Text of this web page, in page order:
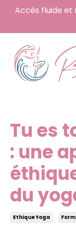
Accès fluide et
Tu es
: une
du
Ethique Yoga